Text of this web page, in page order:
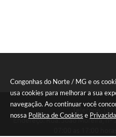
Congonhas do Norte / MG e os
usa cookies para melhorar a sua
navegação. Ao continuar você
nossa Política de Cookies e
Endereço: Rua: João Moreira, nº
07:00 as 17:00